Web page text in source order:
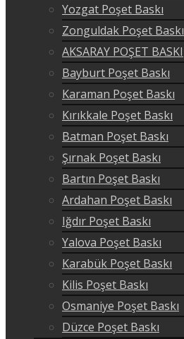
Yozgat Poşet Baskı
Zonguldak Poşet Baskı
AKSARAY POŞET BASKI
Bayburt Poşet Baskı
Karaman Poşet Baskı
Kırıkkale Poşet Baskı
Batman Poşet Baskı
Şırnak Poşet Baskı
Bartın Poşet Baskı
Ardahan Poşet Baskı
Iğdır Poşet Baskı
Yalova Poşet Baskı
Karabük Poşet Baskı
Kilis Poşet Baskı
Osmaniye Poşet Baskı
Düzce Poşet Baskı